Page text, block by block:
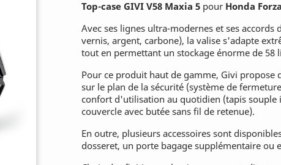
Top-case GIVI V58 Maxia 5 pour Honda
Avec ses lignes ultra-modernes et ses accords
vernis, argent, carbone), la valise s'adapte
tout en permettant un stockage énorme de 58
Pour ce produit haut de gamme, Givi propose
sur le plan de la sécurité (système de
confort d'utilisation au quotidien (tapis souple
couvercle avec butée sans fil de retenue).
En outre, plusieurs accessoires sont
dosseret, un porte bagage supplémentaire ou